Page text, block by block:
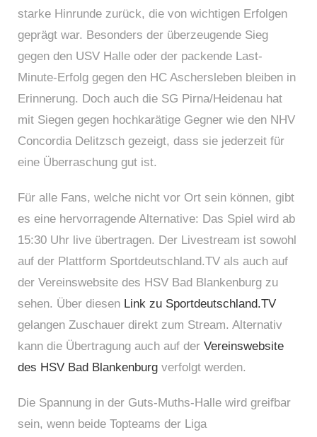
starke Hinrunde zurück, die von wichtigen Erfolgen
geprägt war. Besonders der überzeugende Sieg
gegen den USV Halle oder der packende Last-
Minute-Erfolg gegen den HC Aschersleben bleiben in
Erinnerung. Doch auch die SG Pirna/Heidenau hat
mit Siegen gegen hochkarätige Gegner wie den NHV
Concordia Delitzsch gezeigt, dass sie jederzeit für
eine Überraschung gut ist.
Für alle Fans, welche nicht vor Ort sein können, gibt
es eine hervorragende Alternative: Das Spiel wird ab
15:30 Uhr live übertragen. Der Livestream ist sowohl
auf der Plattform Sportdeutschland.TV als auch auf
der Vereinswebsite des HSV Bad Blankenburg zu
sehen. Über diesen Link zu Sportdeutschland.TV
gelangen Zuschauer direkt zum Stream. Alternativ
kann die Übertragung auch auf der Vereinswebsite
des HSV Bad Blankenburg verfolgt werden.
Die Spannung in der Guts-Muths-Halle wird greifbar
sein, wenn beide Topteams der Liga